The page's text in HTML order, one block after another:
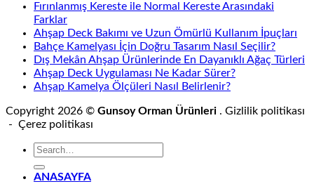
Fırınlanmış Kereste ile Normal Kereste Arasındaki
Farklar
Ahşap Deck Bakımı ve Uzun Ömürlü Kullanım İpuçları
Bahçe Kamelyası İçin Doğru Tasarım Nasıl Seçilir?
Dış Mekân Ahşap Ürünlerinde En Dayanıklı Ağaç Türleri
Ahşap Deck Uygulaması Ne Kadar Sürer?
Ahşap Kamelya Ölçüleri Nasıl Belirlenir?
Copyright 2026 © Gunsoy Orman Ürünleri . Gizlilik politikası
- Çerez politikası
ANASAYFA